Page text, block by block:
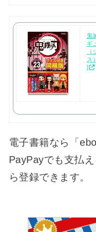
鬼
ギ
ス
]
電子書籍なら「
PayPayでも支払
ら登録できます。